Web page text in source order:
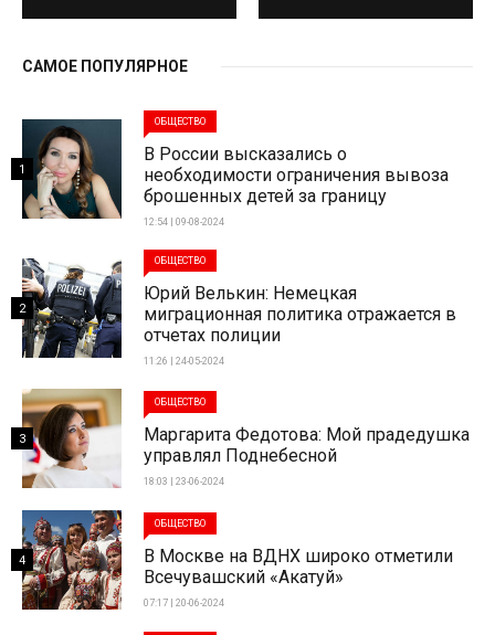
САМОЕ ПОПУЛЯРНОЕ
ОБЩЕСТВО
В России высказались о
необходимости ограничения вывоза
брошенных детей за границу
12:54 | 09-08-2024
1
ОБЩЕСТВО
Юрий Велькин: Немецкая
миграционная политика отражается в
отчетах полиции
11:26 | 24-05-2024
2
ОБЩЕСТВО
Маргарита Федотова: Мой прадедушка
управлял Поднебесной
18:03 | 23-06-2024
3
ОБЩЕСТВО
В Москве на ВДНХ широко отметили
Всечувашский «Акатуй»
07:17 | 20-06-2024
4